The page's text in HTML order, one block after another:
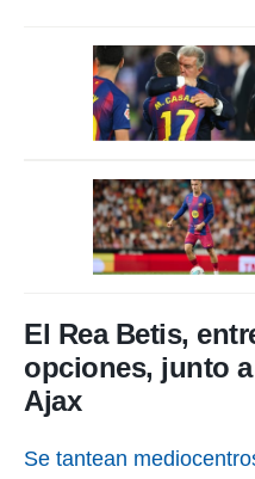
como
este sitio
IP
posible
El Rea Betis,
opciones, junto
Ajax
Se tantean